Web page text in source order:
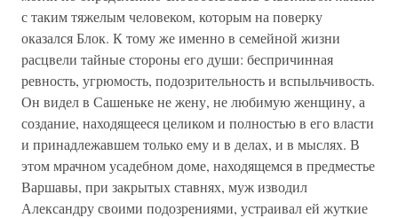
с таким тяжелым человеком, которым на поверку
оказался Блок. К тому же именно в семейной жизни
расцвели тайные стороны его души: беспричинная
ревность, угрюмость, подозрительность и вспыльчивость.
Он видел в Сашеньке не жену, не любимую женщину, а
создание, находящееся целиком и полностью в его власти
и принадлежавшем только ему и в делах, и в мыслях. В
этом мрачном усадебном доме, находящемся в предместье
Варшавы, при закрытых ставнях, муж изводил
Александру своими подозрениями, устраивал ей жуткие